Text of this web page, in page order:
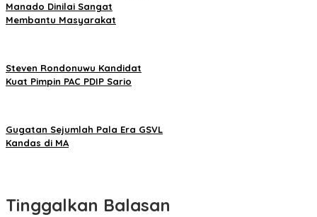
Manado Dinilai Sangat
Membantu Masyarakat
Steven Rondonuwu Kandidat
Kuat Pimpin PAC PDIP Sario
Gugatan Sejumlah Pala Era GSVL
Kandas di MA
Tinggalkan Balasan